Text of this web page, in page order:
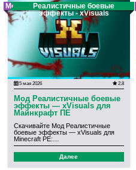
Мод
Реалистичные боевые
эффекты - xVisuals
5 мая 2026 2.8
Мод Реалистичные боевые
эффекты — xVisuals для
Майнкрафт ПЕ
Скачивайте Мод Реалистичные
боевые эффекты — xVisuals для
Minecraft PE:…
Далее